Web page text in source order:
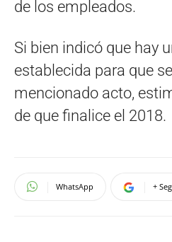
de los empleados.
Si bien indicó que hay
establecida para que
mencionado acto,
de que finalice el 2018.
WhatsApp +